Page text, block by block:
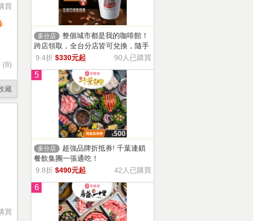
買
(8)
藏
買
多分店
整個城市都是我的咖啡館！
跨店領取，全台分店皆可兌換，隨手
一杯濃郁香醇，調和酸味，清新果香
9.4折 $330元起 90人已購買
5
多分店
超強品牌折抵券! 千葉連鎖
餐飲集團一張通吃！
9.8折 $490元起 42人已購買
6